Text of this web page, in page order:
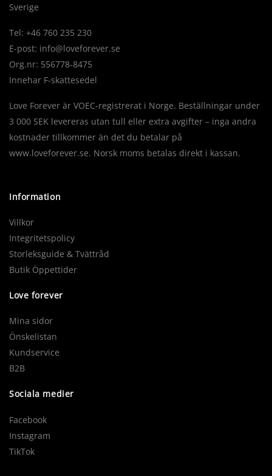
Sverige
Tel: +46 760 235 230
E-post: info@loveforever.se
Org.nr: 556778-8475
Innehar F-skattesedel
Love Forever är VOEC-registrerat i Norge. Beställningar under
3 000 SEK levereras utan tull eller extra avgifter – inga andra
kostnader tillkommer än det du betalar på
www.loveforever.se. Norsk moms betalas direkt i kassan.
Information
Villkor
Integritetspolicy
Storleksguide & Tvättråd
Butik Öppettider
Love forever
Mina sidor
Önskelistan
Kundservice
B2B
Sociala medier
Facebook
Instagram
TikTok